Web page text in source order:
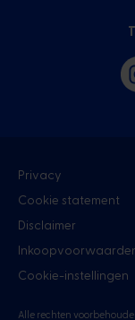
Privacy
Cookie statement
Disclaimer
Cookie-instellingen
Alle rechten